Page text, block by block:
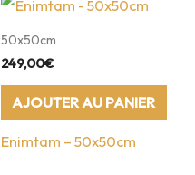
50x50cm
249,00€
AJOUTER AU PANIER
Enimtam – 50x50cm